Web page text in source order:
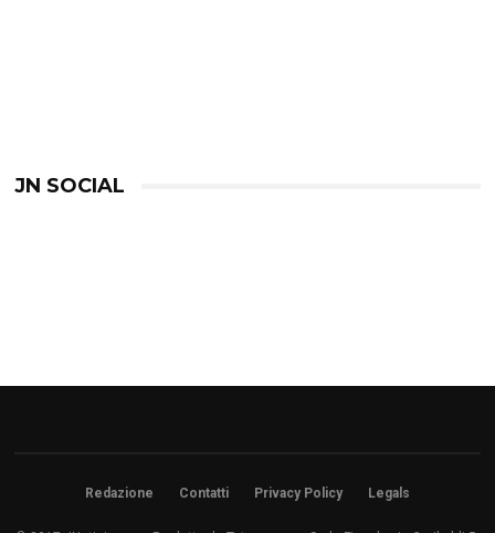
JN SOCIAL
Redazione Contatti Privacy Policy Legals